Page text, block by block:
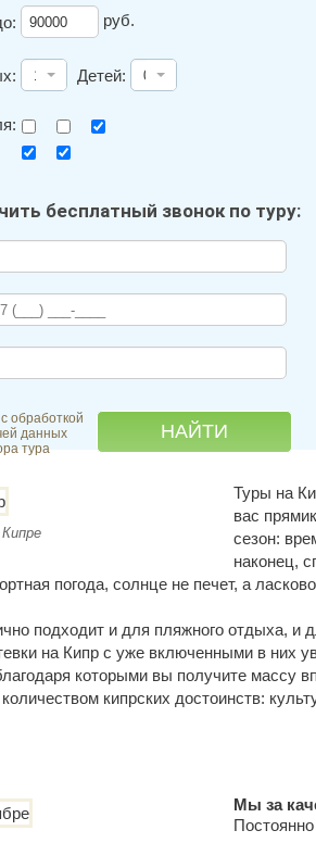
руб.
Детей:
бесплатный звонок по туру:
обработкой
данных
тура
Туры на
вас
сезон:
наконец,
погода, солнце не печет, а
подходит и для пляжного отдыха, и
на Кипр с уже включенными в них
которыми вы получите массу
кипрских достоинств:
Мы за